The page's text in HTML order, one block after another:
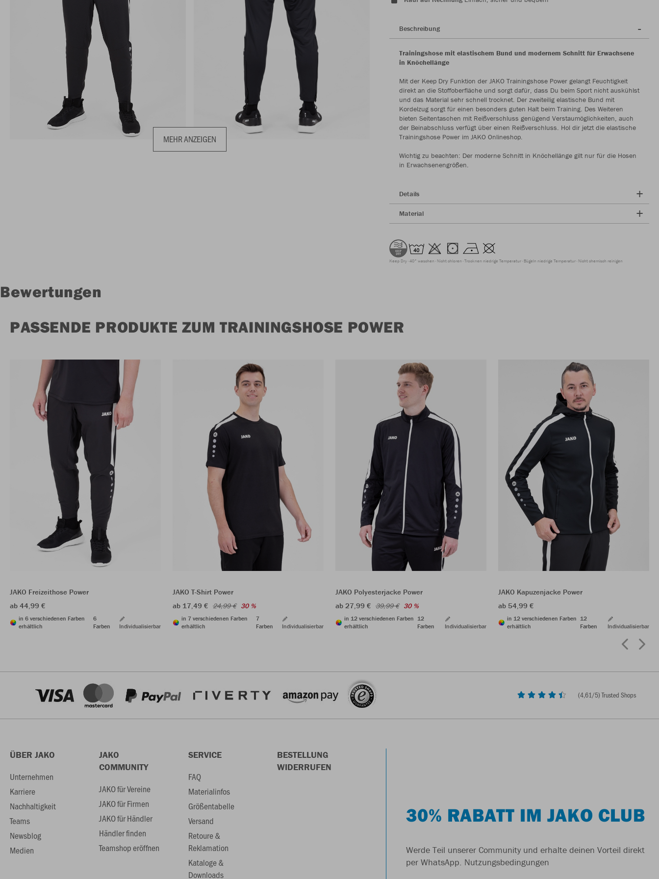
MEHR ANZEIGEN
Beschreibung
Trainingshose mit elastischem Bund und modernem Schnitt für Erwachsene
in Knöchellänge
Mit der Keep Dry Funktion der JAKO Trainingshose Power gelangt Feuchtigkeit
direkt an die Stoffoberfläche und sorgt dafür, dass Du beim Sport nicht auskühlst
und das Material sehr schnell trocknet. Der zweiteilig elastische Bund mit
Kordelzug sorgt für einen besonders guten Halt beim Training. Des Weiteren
bieten Seitentaschen mit Reißverschluss genügend Verstaumöglichkeiten, auch
der Beinabschluss verfügt über einen Reißverschluss. Hol dir jetzt die elastische
Trainingshose Power im JAKO Onlineshop.
Wichtig zu beachten: Der moderne Schnitt in Knöchellänge gilt nur für die Hosen
in Erwachsenengrößen.
Details
Material
Keep Dry 40° waschen Nicht chloren Trocknen niedrige Temperatur Bügeln niedrige Temperatur Nicht chemisch reinigen
Bewertungen
PASSENDE PRODUKTE ZUM TRAININGSHOSE POWER
JAKO Freizeithose Power
ab 44,99 €
in 6 verschiedenen Farben
erhältlich
6
Farben
Individualisierbar
JAKO T-Shirt Power
ab 17,49 € 24,99 € 30 %
in 7 verschiedenen Farben
erhältlich
7
Farben
Individualisierbar
JAKO Polyesterjacke Power
ab 27,99 € 39,99 € 30 %
in 12 verschiedenen Farben
erhältlich
12
Farben
Individualisierbar
JAKO Kapuzenjacke Power
ab 54,99 €
in 12 verschiedenen Farben
erhältlich
12
Farben
Individualisierbar
(4,61/5) Trusted Shops
ÜBER JAKO
Unternehmen
Karriere
Nachhaltigkeit
Teams
Newsblog
Medien
JAKO
COMMUNITY
JAKO für Vereine
JAKO für Firmen
JAKO für Händler
Händler finden
Teamshop eröffnen
SERVICE
FAQ
Materialinfos
Größentabelle
Versand
Retoure &
Reklamation
Kataloge &
Downloads
BESTELLUNG
WIDERRUFEN
30% RABATT IM JAKO CLUB
Werde Teil unserer Community und erhalte deinen Vorteil direkt
per WhatsApp. Nutzungsbedingungen